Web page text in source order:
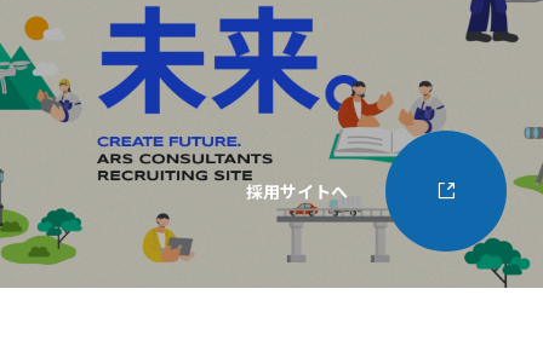
採用サイトへ